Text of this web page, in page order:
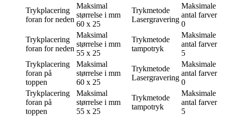
Trykplacering
foran for neden
Maksimal
størrelse i mm
60 x 25
Trykmetode
Lasergravering
Maksimale
antal farver
0
Trykplacering
foran for neden
Maksimal
størrelse i mm
55 x 25
Trykmetode
tampotryk
Maksimale
antal farver
5
Trykplacering
foran på
toppen
Maksimal
størrelse i mm
60 x 25
Trykmetode
Lasergravering
Maksimale
antal farver
0
Trykplacering
foran på
toppen
Maksimal
størrelse i mm
55 x 25
Trykmetode
tampotryk
Maksimale
antal farver
5